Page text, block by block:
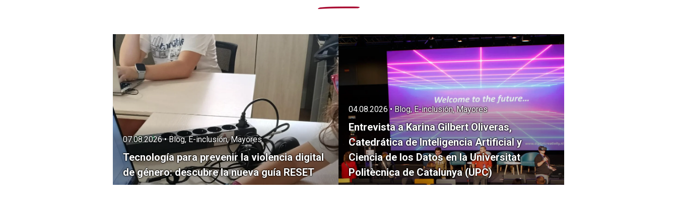
Tecnología para prevenir la violencia digital
de género: descubre la nueva guía RESET
07.08.2026 • Blog, E-inclusión, Mayores
Entrevista a Karina Gilbert Oliveras,
Catedrática de Inteligencia Artificial y
Ciencia de los Datos en la Universitat
Politècnica de Catalunya (UPC)
04.08.2026 • Blog, E-inclusión, Mayores